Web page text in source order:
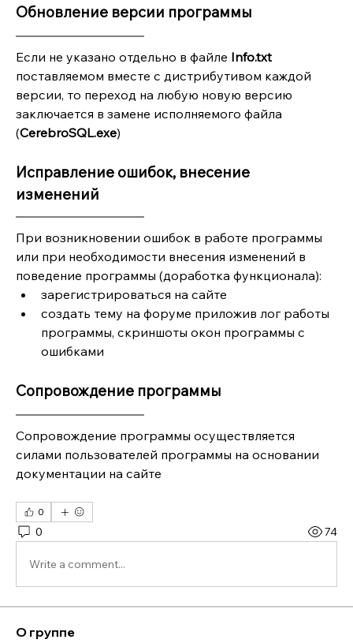
Обновление версии программы
Если не указано отдельно в файле Info.txt
поставляемом вместе с дистрибутивом каждой
версии, то переход на любую новую версию
заключается в замене исполняемого файла
(CerebroSQL.exe)
Исправление ошибок, внесение
изменений
При возникновении ошибок в работе программы
или при необходимости внесения изменений в
поведение программы (доработка функционала):
зарегистрироваться на сайте
создать тему на форуме приложив лог работы
программы, скриншоты окон программы с
ошибками
Сопровождение программы
Сопровождение программы осуществляется
силами пользователей программы на основании
документации на сайте
0
0 74
Write a comment...
О группе